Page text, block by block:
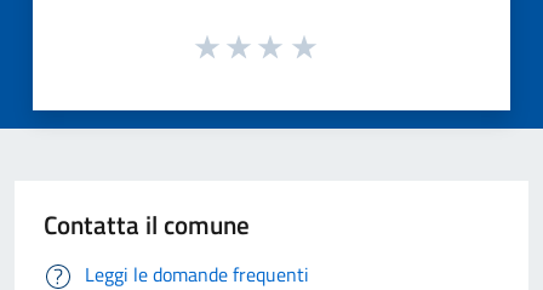
Contatta il comune
Leggi le domande frequenti